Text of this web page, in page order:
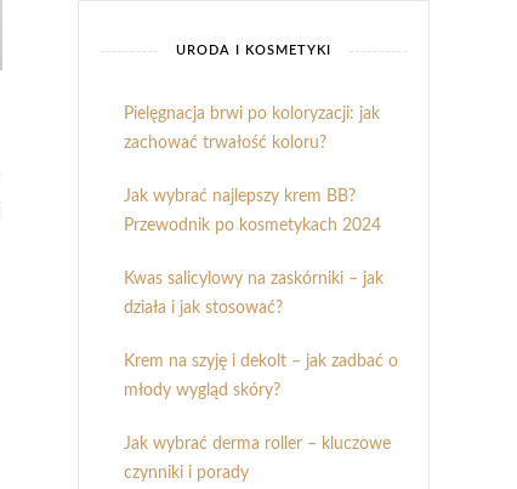
URODA I KOSMETYKI
Pielęgnacja brwi po koloryzacji: jak
zachować trwałość koloru?
Jak wybrać najlepszy krem BB?
Przewodnik po kosmetykach 2024
Kwas salicylowy na zaskórniki – jak
działa i jak stosować?
Krem na szyję i dekolt – jak zadbać o
młody wygląd skóry?
Jak wybrać derma roller – kluczowe
czynniki i porady